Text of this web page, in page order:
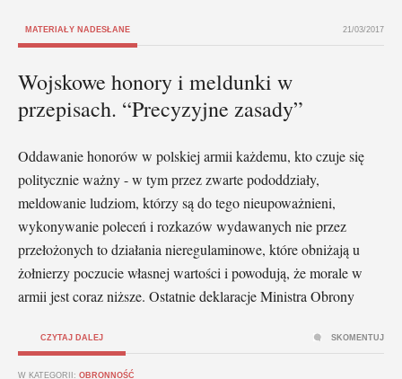
MATERIAŁY NADESŁANE 21/03/2017
Wojskowe honory i meldunki w
przepisach. “Precyzyjne zasady”
Oddawanie honorów w polskiej armii każdemu, kto czuje się
politycznie ważny - w tym przez zwarte pododdziały,
meldowanie ludziom, którzy są do tego nieupoważnieni,
wykonywanie poleceń i rozkazów wydawanych nie przez
przełożonych to działania nieregulaminowe, które obniżają u
żołnierzy poczucie własnej wartości i powodują, że morale w
armii jest coraz niższe. Ostatnie deklaracje Ministra Obrony
CZYTAJ DALEJ
W KATEGORII: OBRONNOŚĆ
SKOMENTUJ